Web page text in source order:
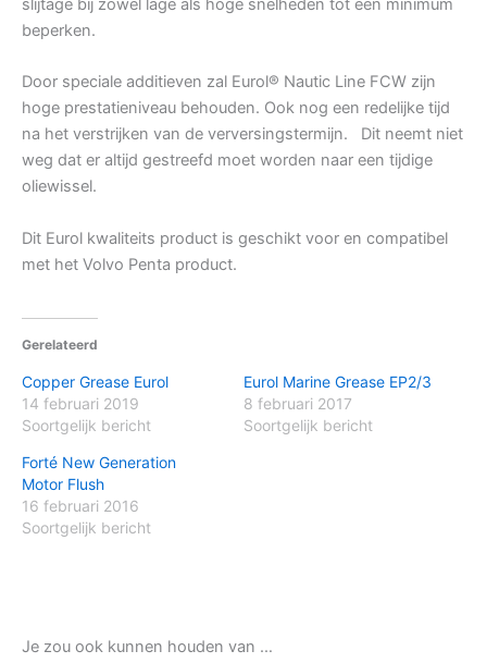
slijtage bij zowel lage als hoge snelheden tot een minimum
beperken.
Door speciale additieven zal Eurol® Nautic Line FCW zijn
hoge prestatieniveau behouden. Ook nog een redelijke tijd
na het verstrijken van de verversingstermijn. Dit neemt niet
weg dat er altijd gestreefd moet worden naar een tijdige
oliewissel.
Dit Eurol kwaliteits product is geschikt voor en compatibel
met het Volvo Penta product.
Gerelateerd
Copper Grease Eurol
14 februari 2019
Soortgelijk bericht
Eurol Marine Grease EP2/3
8 februari 2017
Soortgelijk bericht
Forté New Generation
Motor Flush
16 februari 2016
Soortgelijk bericht
Je zou ook kunnen houden van …